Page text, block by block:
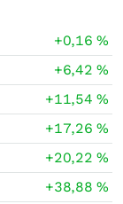
+0,16%
+6,42%
+11,54%
+17,26%
+20,22%
+38,88%